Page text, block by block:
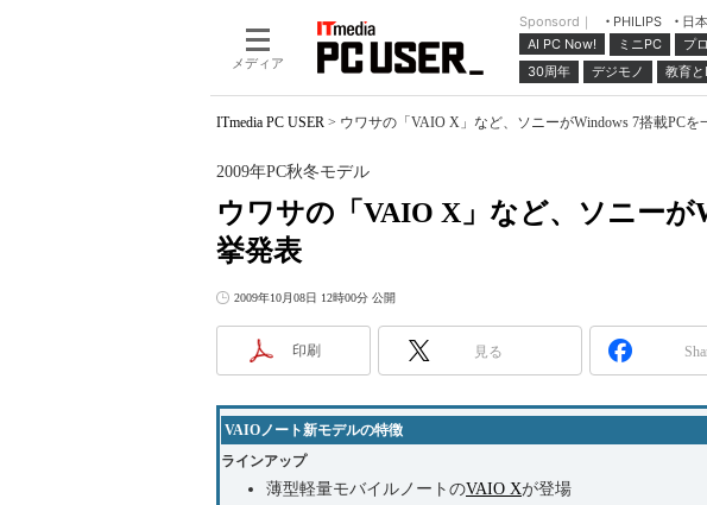
メディア
Sponsord｜ PHILIPS 日
AI PC Now!
ミニPC プ
30周年
デジモノ 教育
ITmedia PC USER > ウワサの「VAIO X」など、ソニーがWindows 7搭載PCを
ウワサの「VAIO X」など、ソニーが
挙発表
2009年PC秋冬モデル
2009年10月08日 12時00分 公開
印刷 見る
VAIOノート新モデルの特徴
ラインアップ
薄型軽量モバイルノートのVAIO Xが登場